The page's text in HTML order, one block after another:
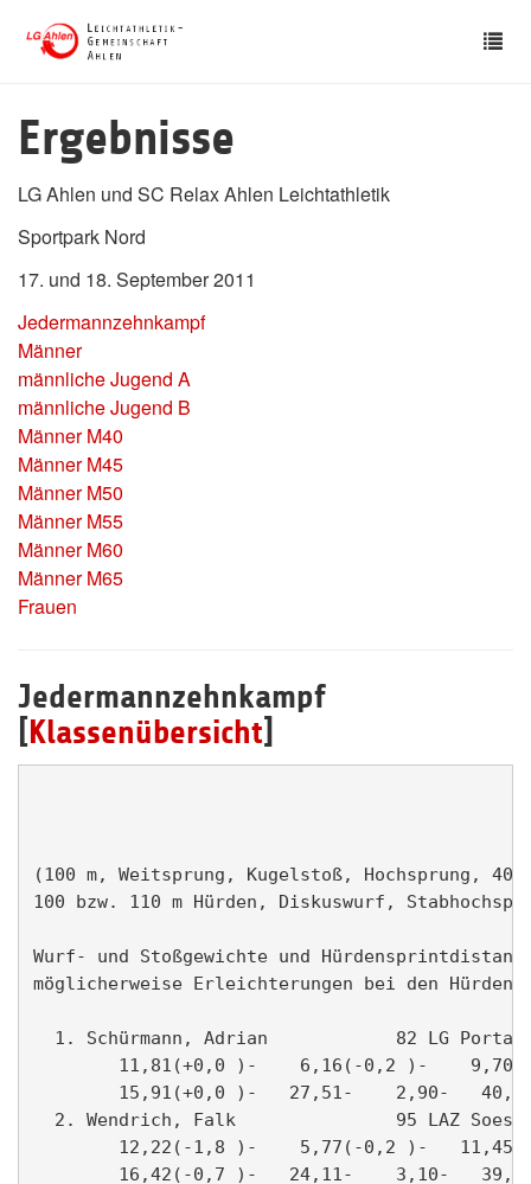
Ergebnisse
LG Ahlen und SC Relax Ahlen Leichtathletik
Sportpark Nord
17. und 18. September 2011
Jedermannzehnkampf
Männer
männliche Jugend A
männliche Jugend B
Männer M40
Männer M45
Männer M50
Männer M55
Männer M60
Männer M65
Frauen
Jedermannzehnkampf
[Klassenübersicht]